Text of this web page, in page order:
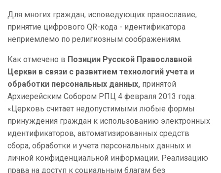
Для многих граждан, исповедующих православие,
принятие цифрового QR-кода - идентификатора
неприемлемо по религиозным соображениям.
Как отмечено в Позиции Русской Православной
Церкви в связи с развитием технологий учета и
обработки персональных данных, принятой
Архиерейским Собором РПЦ 4 февраля 2013 года:
«Церковь считает недопустимыми любые формы
принуждения граждан к использованию электронных
идентификаторов, автоматизированных средств
сбора, обработки и учета персональных данных и
личной конфиденциальной информации. Реализацию
права на доступ к социальным благам без